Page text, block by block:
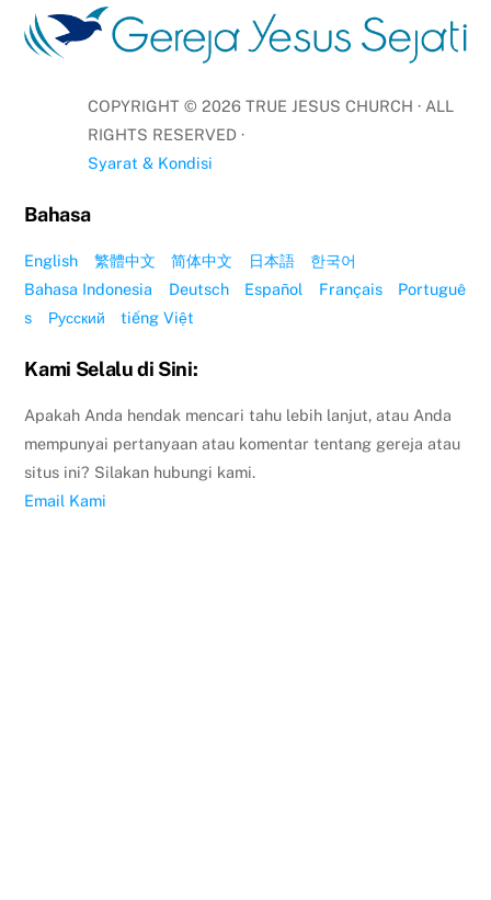
COPYRIGHT © 2026 TRUE JESUS CHURCH · ALL
RIGHTS RESERVED ·
Syarat & Kondisi
Bahasa
English 繁體中文 简体中文 日本語
한국어
Bahasa Indonesia
Deutsch Español Français
Portuguê
s
Русский tiếng Việt
Kami Selalu di Sini:
Apakah Anda hendak mencari tahu lebih lanjut, atau Anda
mempunyai pertanyaan atau komentar tentang gereja atau
situs ini? Silakan hubungi kami.
Email Kami